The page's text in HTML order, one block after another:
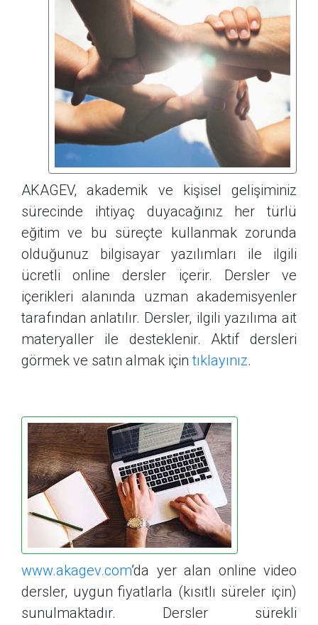
AKAGEV, akademik ve kişisel gelişiminiz
sürecinde ihtiyaç duyacağınız her türlü
eğitim ve bu süreçte kullanmak zorunda
olduğunuz bilgisayar yazılımları ile ilgili
ücretli online dersler içerir. Dersler ve
içerikleri alanında uzman akademisyenler
tarafından anlatılır. Dersler, ilgili yazılıma ait
materyaller ile desteklenir. Aktif dersleri
görmek ve satın almak içintıklayınız.
www.akagev.com’da yer alan online video
dersler, uygun fiyatlarla (kısıtlı süreler için)
sunulmaktadır. Dersler sürekli